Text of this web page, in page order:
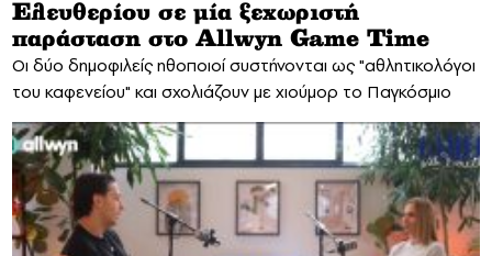
Ελευθερίου σε μία ξεχωριστή
παράσταση στο Allwyn Game Time
Οι δύο δημοφιλείς ηθοποιοί συστήνονται ως "αθλητικολόγοι
του καφενείου" και σχολιάζουν με χιούμορ το Παγκόσμιο